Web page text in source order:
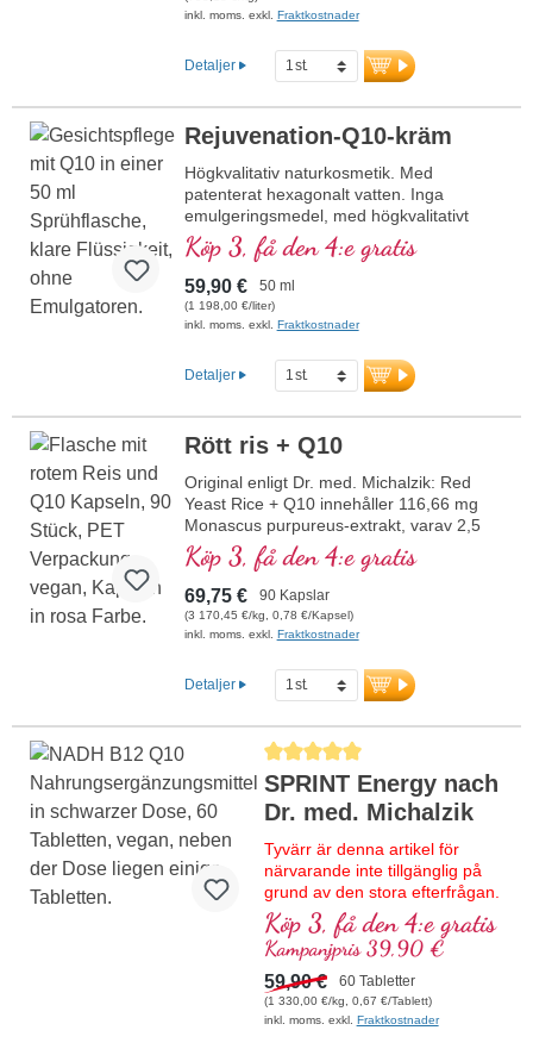
tillsatser. Tillverkad i Tyskland förpackas
att säkerställa högsta renhet och kvalitet.
mer information om koenzym Q10
inkl. moms. exkl. Fraktkostnader
Detaljer
Rejuvenation-Q10-kräm
Högkvalitativ naturkosmetik. Med
patenterat hexagonalt vatten. Inga
emulgeringsmedel, med högkvalitativt
Q10, tokotrienol och alfaliponsyra.
Köp 3, få den 4:e gratis
59,90 € 50 ml
(1 198,00 €/liter)
inkl. moms. exkl. Fraktkostnader
Detaljer
Rött ris + Q10
Original enligt Dr. med. Michalzik: Red
Yeast Rice + Q10 innehåller 116,66 mg
Monascus purpureus-extrakt, varav 2,5
mg monakolin K, samt 100 mg koenzym
Q10 per dagsdos (1 kapsel). Detta
högkvalitativa kosttillskott tillverkas i
Tyskland och är fritt från tillsatser.
mer information om Red Yeast Rice +
Köp 3, få den 4:e gratis
69,75 € 90 Kapslar
(3 170,45 €/kg, 0,78 €/Kapsel)
inkl. moms. exkl. Fraktkostnader
Detaljer
Genomsnittligt betyg på 5 av 5 stjärnor
SPRINT Energy nach
Dr. med. Michalzik
Tyvärr är denna artikel för
närvarande inte tillgänglig på
grund av den stora efterfrågan.
Vi förväntar oss nytt lager
under kalendervecka 37/2026.
Högkvalitativ formulering med
NADH, bioaktivt vitamin B12,
koenzym Q10 och veganskt
Köp 3, få den 4:e gratis
Kampanjpris 39,90 €
59,90 € 60 Tabletter
(1 330,00 €/kg, 0,67 €/Tablett)
inkl. moms. exkl. Fraktkostnader